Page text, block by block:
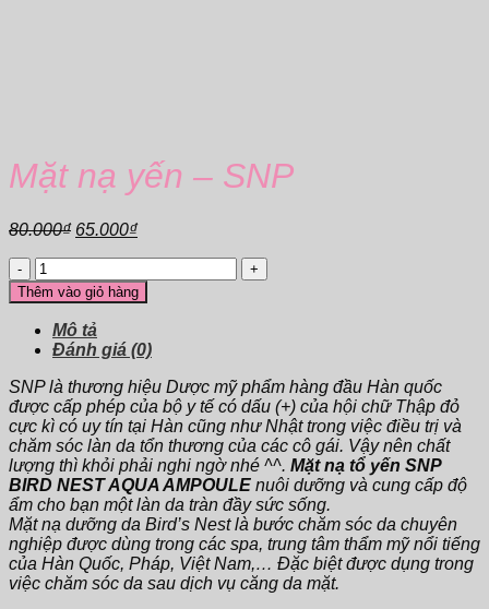
Mặt nạ yến – SNP
80.000₫ Giá
80.000₫.
65.000₫Giá
là:
65.000₫.
Mặt
nạ
yến
-
SNP
lượng
Thêm vào giỏ hàng
Mô tả
Đánh giá (0)
SNP là thương hiệu Dược mỹ phẩm hàng đầu Hàn quốc
được cấp phép của bộ y tế có dấu (+) của hội chữ Thập đỏ
cực kì có uy tín tại Hàn cũng như Nhật trong việc điều trị và
chăm sóc làn da tổn thương của các cô gái. Vậy nên chất
lượng thì khỏi phải nghi ngờ nhé ^^. Mặt nạ tổ yến SNP
BIRD NEST AQUA AMPOULE nuôi dưỡng và cung cấp độ
ẩm cho bạn một làn da tràn đầy sức sống.
Mặt nạ dưỡng da Bird’s Nest là bước chăm sóc da chuyên
nghiệp được dùng trong các spa, trung tâm thẩm mỹ nổi tiếng
của Hàn Quốc, Pháp, Việt Nam,… Đặc biệt được dụng trong
việc chăm sóc da sau dịch vụ căng da mặt.